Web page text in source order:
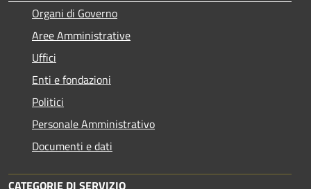
Organi di Governo
Aree Amministrative
Uffici
Enti e fondazioni
Politici
Personale Amministrativo
Documenti e dati